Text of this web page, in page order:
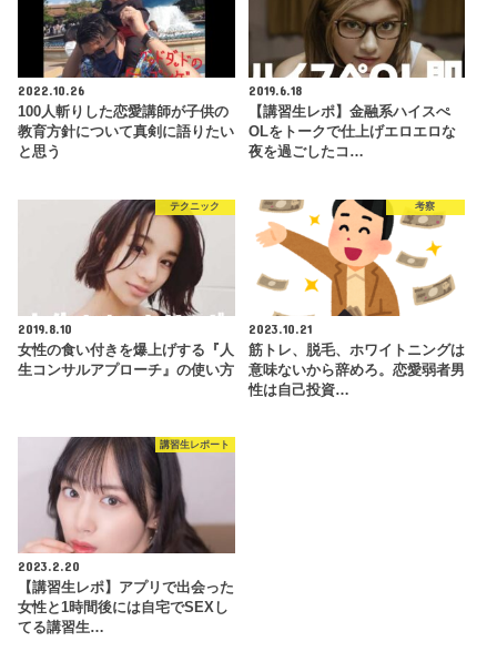
2022.10.26
100人斬りした恋愛講師が子供の
教育方針について真剣に語りたい
と思う
2019.6.18
【講習生レポ】金融系ハイスぺ
OLをトークで仕上げエロエロな
夜を過ごしたコ…
テクニック
2019.8.10
女性の食い付きを爆上げする『人
生コンサルアプローチ』の使い方
考察
2023.10.21
筋トレ、脱毛、ホワイトニングは
意味ないから辞めろ。恋愛弱者男
性は自己投資…
講習生レポート
2023.2.20
【講習生レポ】アプリで出会った
女性と1時間後には自宅でSEXし
てる講習生…